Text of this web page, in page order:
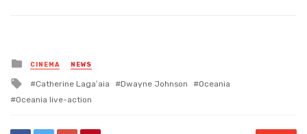
Posted
in
CINEMA NEWS
Tagged
with
Catherine Lagaʻaia Dwayne Johnson
Oceania
Oceania live-action